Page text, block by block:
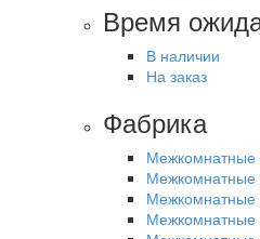
Время
В наличии
На заказ
Фабрика
Межкомнатные
Межкомнатные
Межкомнатные
Межкомнатные